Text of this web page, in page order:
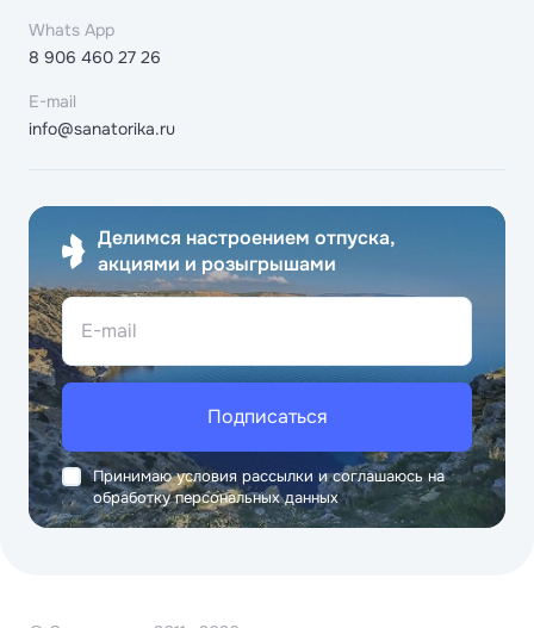
Whats App
8 906 460 27 26
E-mail
info@sanatorika.ru
Делимся настроением отпуска,
акциями и розыгрышами
E-mail
Подписаться
Принимаю условия рассылки и соглашаюсь на
обработку персональных данных